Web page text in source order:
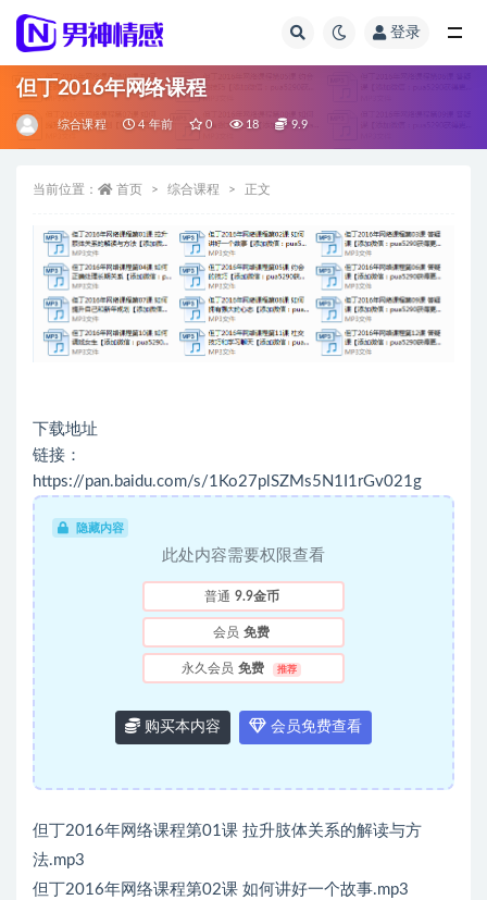
登录
但丁2016年网络课程
综合课程 4 年前 0 18 9.9
当前位置： 首页 综合课程 正文
下载地址
链接：
https://pan.baidu.com/s/1Ko27plSZMs5N1I1rGv021g
隐藏内容
此处内容需要权限查看
普通 9.9金币
会员 免费
永久会员 免费 推荐
购买本内容 会员免费查看
但丁2016年网络课程第01课 拉升肢体关系的解读与方
法.mp3
但丁2016年网络课程第02课 如何讲好一个故事.mp3